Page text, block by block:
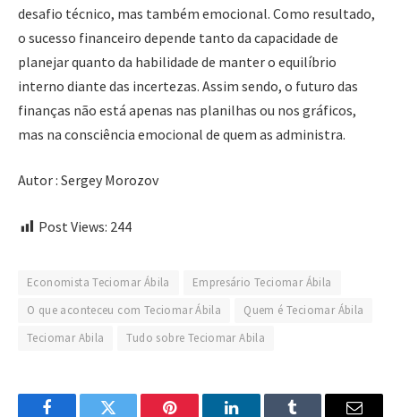
desafio técnico, mas também emocional. Como resultado,
o sucesso financeiro depende tanto da capacidade de
planejar quanto da habilidade de manter o equilíbrio
interno diante das incertezas. Assim sendo, o futuro das
finanças não está apenas nas planilhas ou nos gráficos,
mas na consciência emocional de quem as administra.
Autor : Sergey Morozov
Post Views: 244
Economista Teciomar Ábila
Empresário Teciomar Ábila
O que aconteceu com Teciomar Ábila
Quem é Teciomar Ábila
Teciomar Abila
Tudo sobre Teciomar Abila